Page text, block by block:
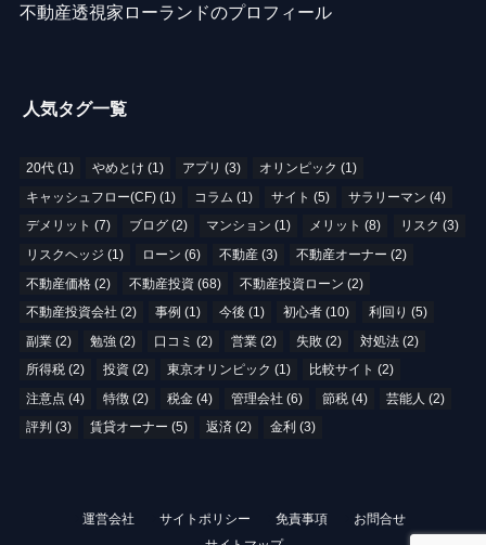
不動産透視家ローランドのプロフィール
人気タグ一覧
20代(1) やめとけ (1) アプリ (3) オリンピック (1)
キャッシュフロー(CF)(1) コラム (1) サイト (5) サラリーマン (4)
デメリット (7) ブログ (2) マンション (1) メリット (8) リスク (3)
リスクヘッジ (1) ローン (6) 不動産 (3) 不動産オーナー (2)
不動産価格(2) 不動産投資 (68) 不動産投資ローン (2)
不動産投資会社 (2) 事例 (1) 今後 (1) 初心者 (10) 利回り (5)
副業(2) 勉強 (2) 口コミ (2) 営業 (2) 失敗(2) 対処法(2)
所得税(2) 投資 (2) 東京オリンピック (1) 比較サイト (2)
注意点 (4) 特徴 (2) 税金 (4) 管理会社 (6) 節税(4) 芸能人 (2)
評判 (3) 賃貸オーナー (5) 返済 (2) 金利 (3)
運営会社 サイトポリシー 免責事項
お問合せ